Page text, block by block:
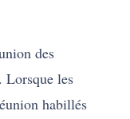
des
Lorsque les
habillés